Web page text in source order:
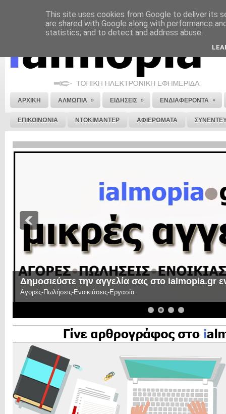
ΝΟΜΙΚΗ ΣΗΜΕΙΩΣΗ ΔΙΑΦΗΜΙΣΗ ΕΠΙΚΟΙΝΩΝΙΑ ΣΤΕΙΛΕ ΜΑΣ
ΑΡΧΙΚΗ ΑΛΜΩΠΙΑ » ΕΙΔΗΣΕΙΣ » ΕΝΔΙΑΦΕΡΟΝΤΑ »
ΕΠΙΚΟΙΝΩΝΙΑ ΝΤΟΚΙΜΑΝΤΕΡ ΑΦΙΕΡΩΜΑΤΑ
Δημοσιεύστε την αγγελία σας στο ialmopia.gr
Αγορές-Πωλήσεις-Ενοικιάσεις-Εργασία
This site uses cookies from Google to deliver its
are shared with Google along with performance
statistics, and to detect and address abuse.